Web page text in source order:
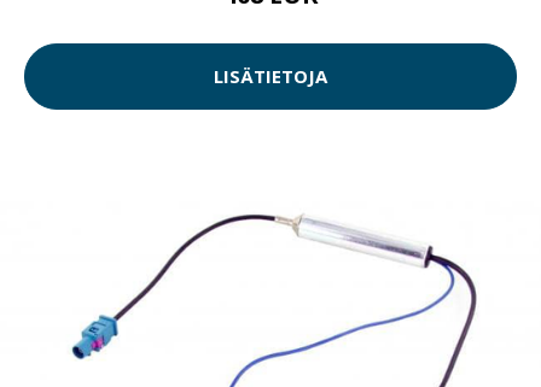
LISÄTIETOJA